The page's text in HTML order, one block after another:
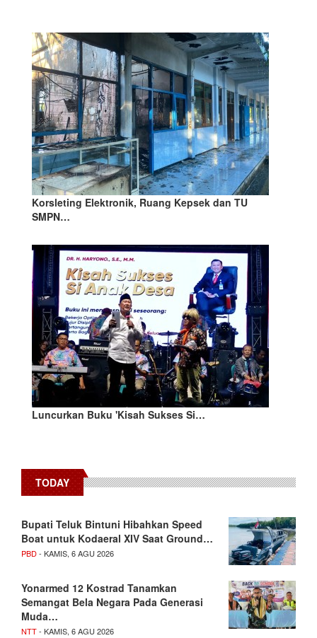
Korsleting Elektronik, Ruang Kepsek dan TU
SMPN…
Luncurkan Buku 'Kisah Sukses Si…
TODAY
Bupati Teluk Bintuni Hibahkan Speed
Boat untuk Kodaeral XIV Saat Ground…
PBD- KAMIS, 6 AGU 2026
Yonarmed 12 Kostrad Tanamkan
Semangat Bela Negara Pada Generasi
Muda…
NTT- KAMIS, 6 AGU 2026